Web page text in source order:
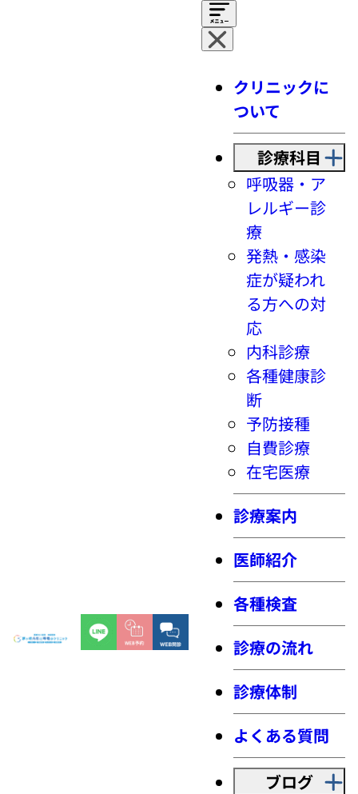
クリニックに
ついて
診療科目
呼吸器・ア
レルギー診
療
発熱・感染
症が疑われ
る方への対
応
内科診療
各種健康診
断
予防接種
自費診療
在宅医療
診療案内
医師紹介
各種検査
診療の流れ
診療体制
よくある質問
ブログ